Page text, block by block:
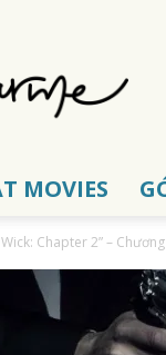
MOVIES
Wick: Chapter 2” –